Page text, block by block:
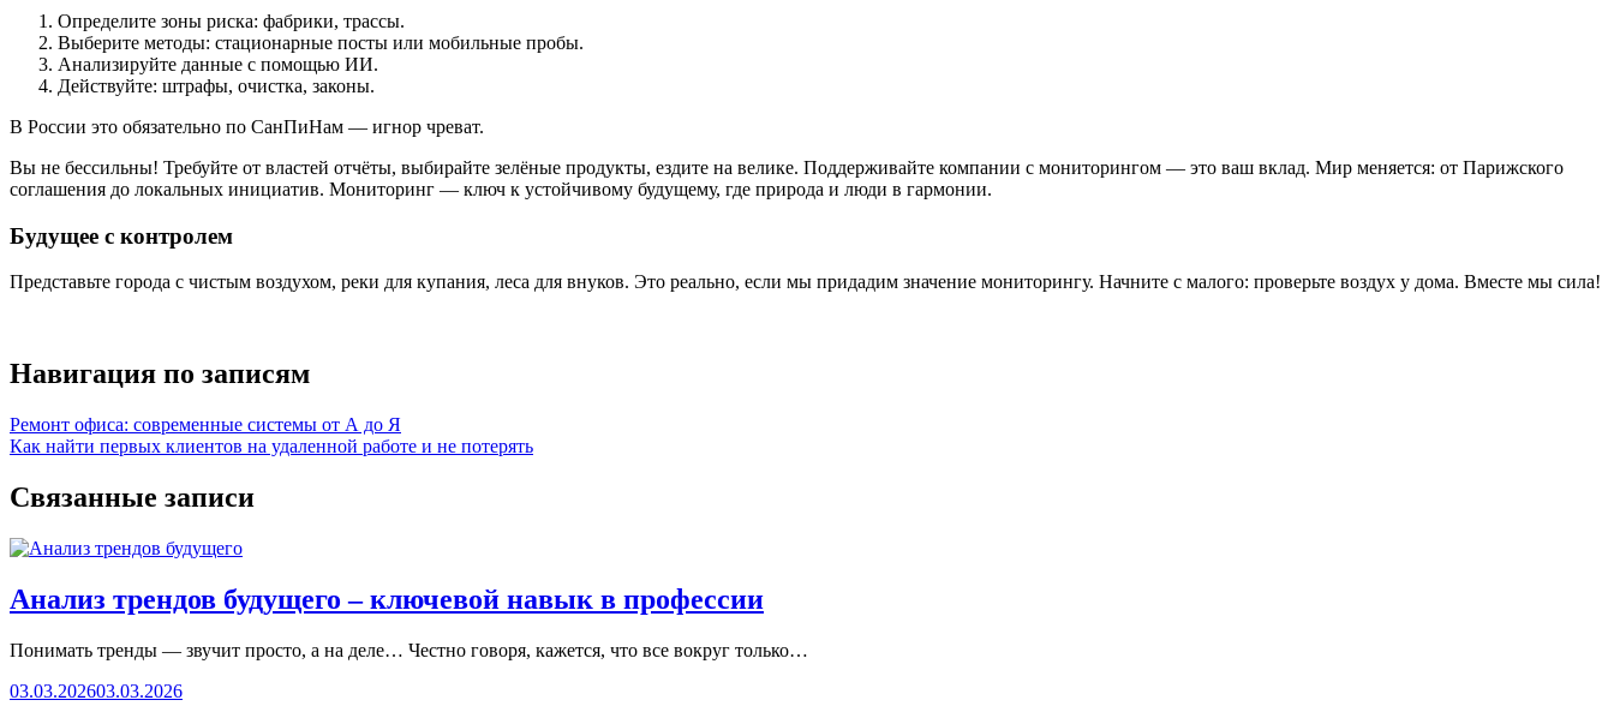
Определите зоны риска: фабрики, трассы.
Выберите методы: стационарные посты или мобильные пробы.
Анализируйте данные с помощью ИИ.
Действуйте: штрафы, очистка, законы.
В России это обязательно по СанПиНам — игнор чреват.
Вы не бессильны! Требуйте от властей отчёты, выбирайте зелёные продукты, ездите на велике. Поддерживайте компании с мониторингом — это ваш вклад. Мир меняется: от Парижского
соглашения до локальных инициатив. Мониторинг — ключ к устойчивому будущему, где природа и люди в гармонии.
Будущее с контролем
Представьте города с чистым воздухом, реки для купания, леса для внуков. Это реально, если мы придадим значение мониторингу. Начните с малого: проверьте воздух у дома. Вместе мы сила!
Навигация по записям
Ремонт офиса: современные системы от А до Я
Как найти первых клиентов на удаленной работе и не потерять
Связанные записи
Анализ трендов будущего – ключевой навык в профессии
Понимать тренды — звучит просто, а на деле… Честно говоря, кажется, что все вокруг только…
03.03.202603.03.2026